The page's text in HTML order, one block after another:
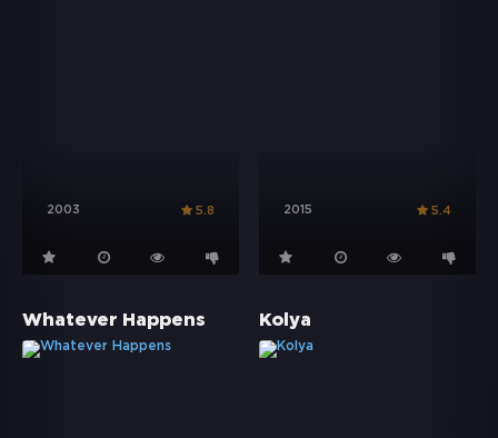
2003 5.8 2015 5.4
Whatever Happens Kolya